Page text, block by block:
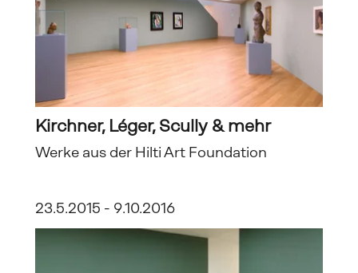
Kirchner, Léger, Scully & mehr
Werke aus der Hilti Art Foundation
23.5.2015 - 9.10.2016